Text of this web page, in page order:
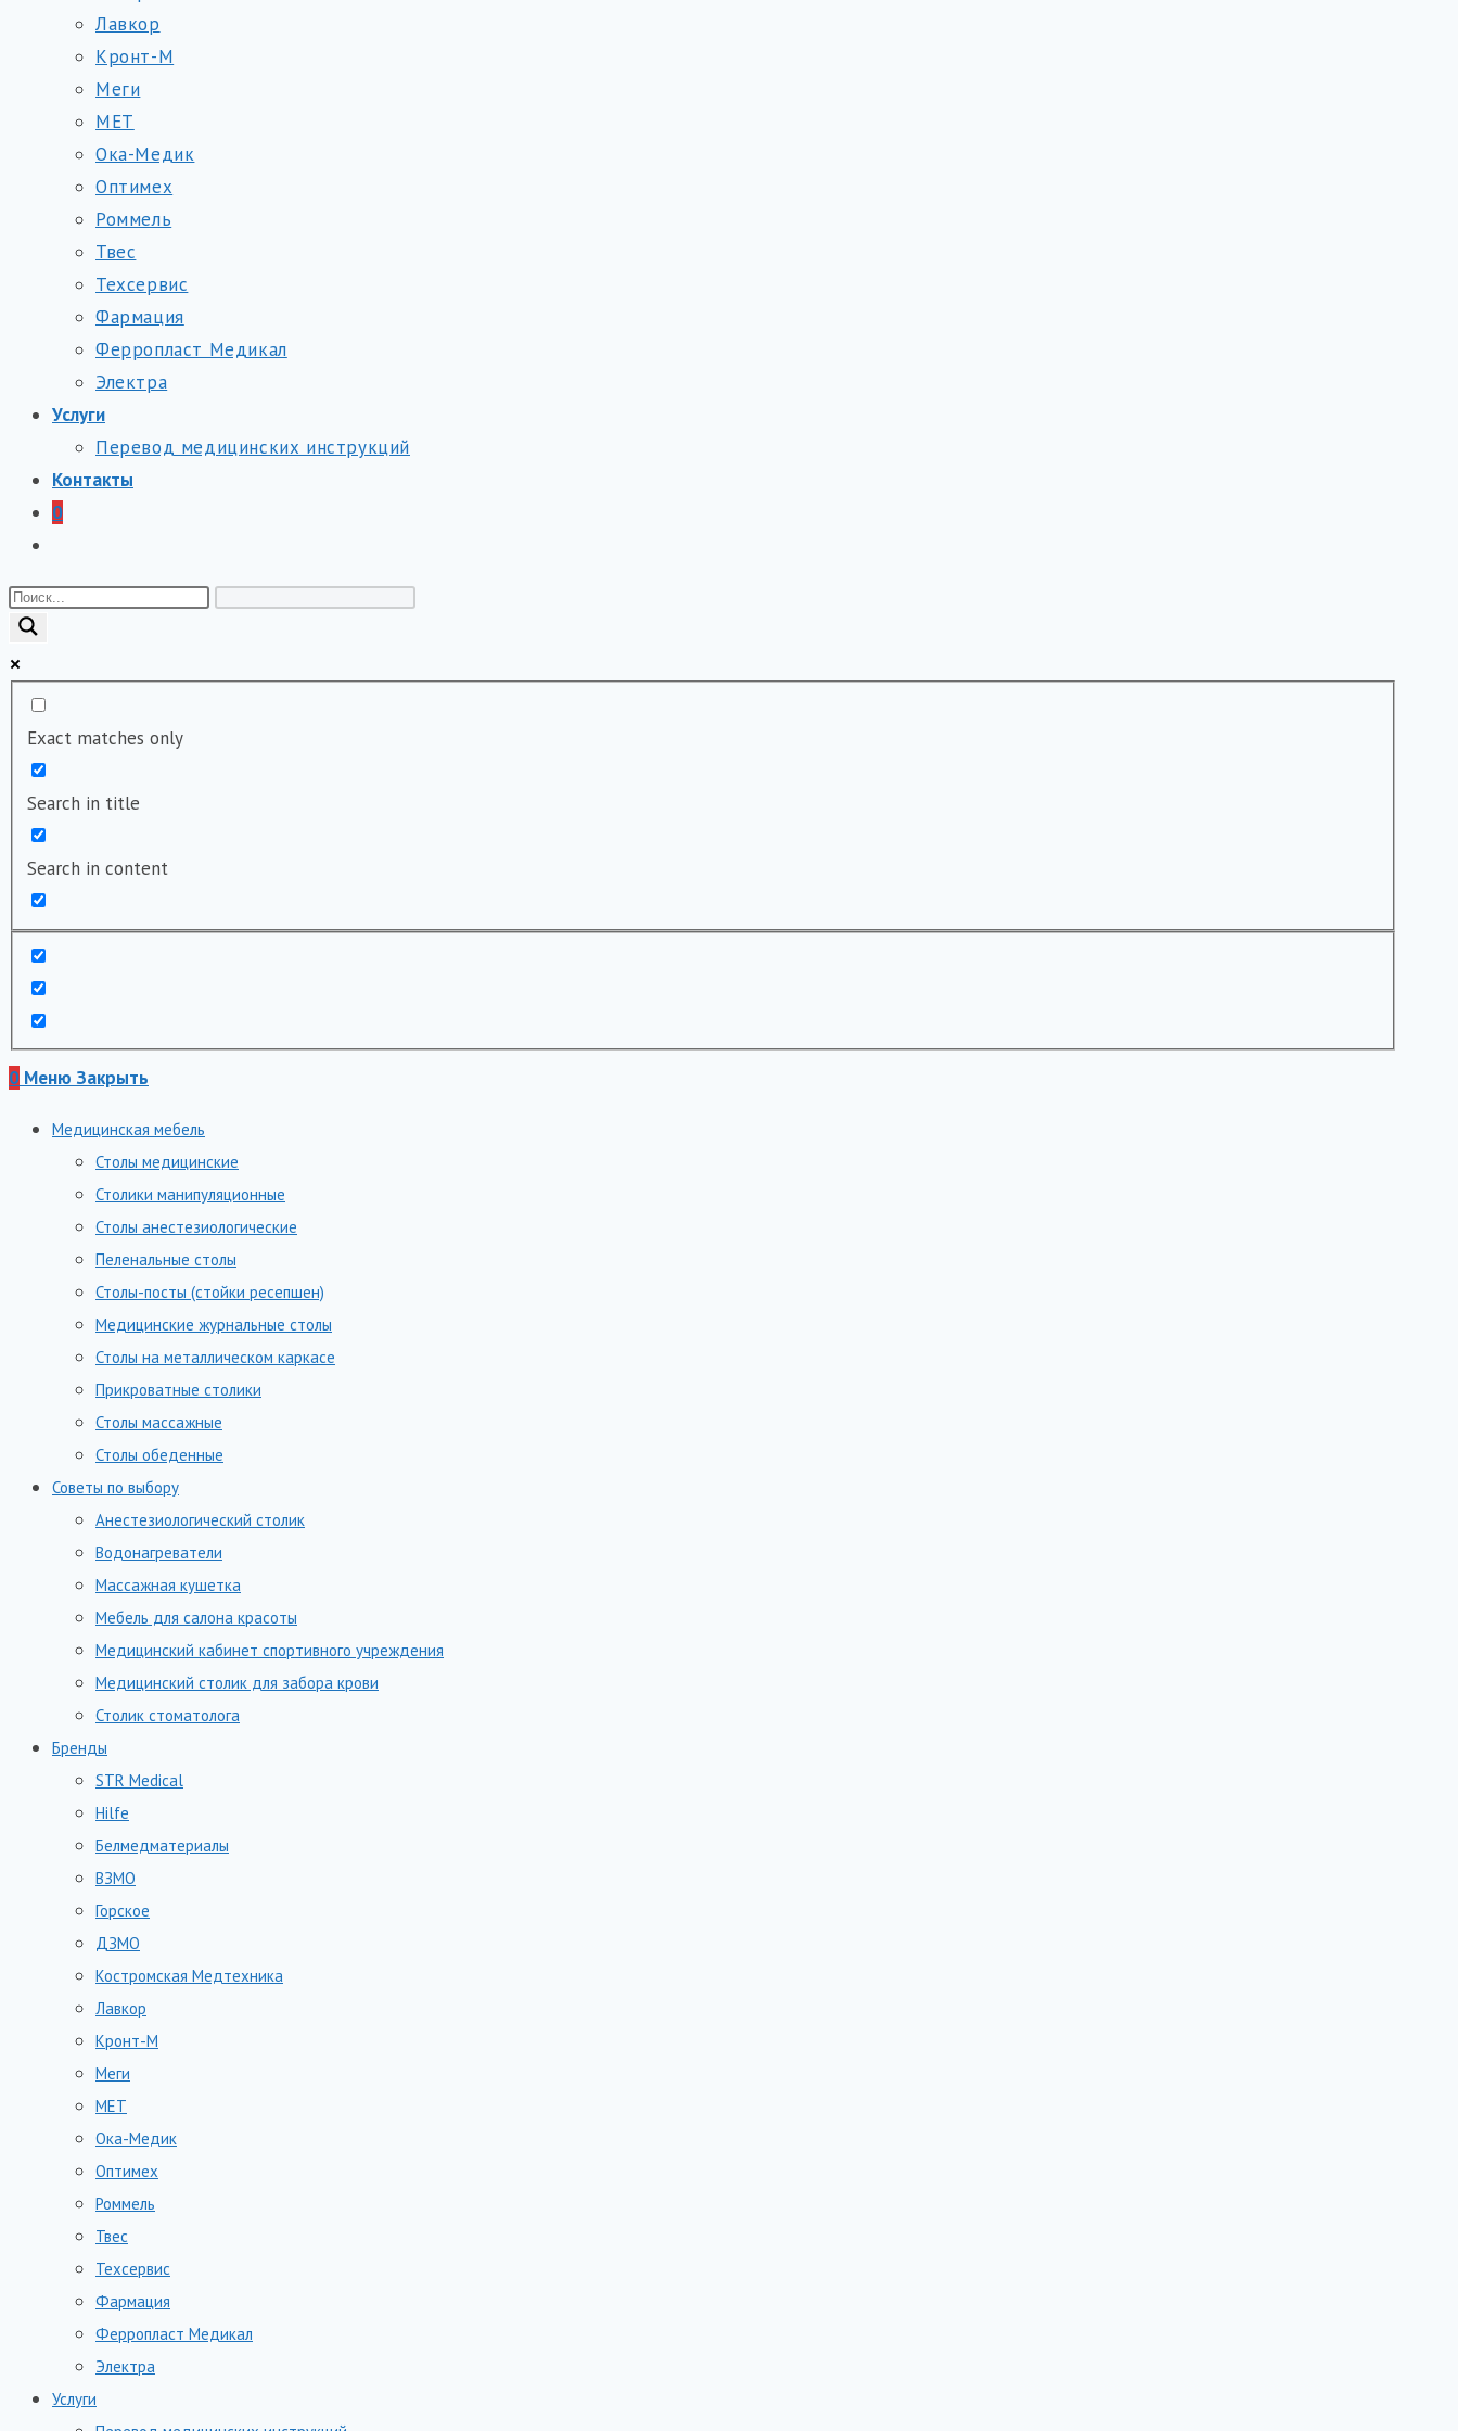
Лавкор
Кронт-М
Меги
МЕТ
Ока-Медик
Оптимех
Роммель
Твес
Техсервис
Фармация
Ферропласт Медикал
Электра
Услуги
Перевод медицинских инструкций
Контакты
0
по
Exact matches only
Search in title
Search in content
0 Меню Закрыть
Медицинская мебель
Столы медицинские
Столики манипуляционные
Столы анестезиологические
Пеленальные столы
Столы-посты (стойки ресепшен)
Медицинские журнальные столы
Столы на металлическом каркасе
Прикроватные столики
Столы массажные
Столы обеденные
Советы по выбору
Анестезиологический столик
Водонагреватели
Массажная кушетка
Мебель для салона красоты
Медицинский кабинет спортивного учреждения
Медицинский столик для забора крови
Столик стоматолога
Бренды
STR Medical
Hilfe
Белмедматериалы
ВЗМО
Горское
ДЗМО
Костромская Медтехника
Лавкор
Кронт-М
Меги
МЕТ
Ока-Медик
Оптимех
Роммель
Твес
Техсервис
Фармация
Ферропласт Медикал
Электра
Услуги